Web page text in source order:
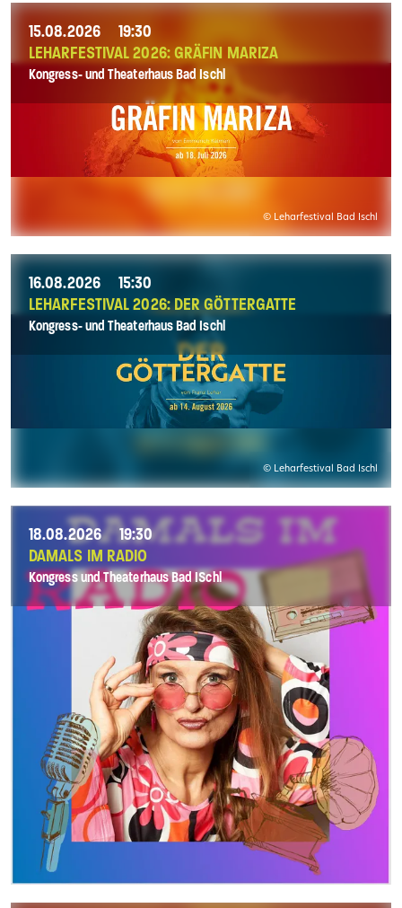
15.08.2026
19:30
LEHARFESTIVAL 2026: GRÄFIN MARIZA
Kongress- und Theaterhaus Bad Ischl
© Leharfestival Bad Ischl
16.08.2026
15:30
LEHARFESTIVAL 2026: DER GÖTTERGATTE
Kongress- und Theaterhaus Bad Ischl
© Leharfestival Bad Ischl
18.08.2026
19:30
DAMALS IM RADIO
Kongress und Theaterhaus Bad ISchl